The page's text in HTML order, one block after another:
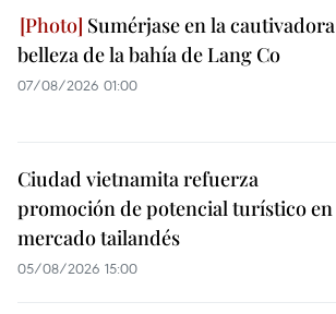
Sumérjase en la cautivadora
belleza de la bahía de Lang Co
07/08/2026 01:00
Ciudad vietnamita refuerza
promoción de potencial turístico en
mercado tailandés
05/08/2026 15:00